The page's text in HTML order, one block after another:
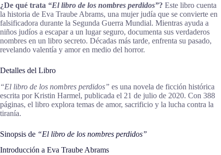
¿De qué trata “El libro de los nombres perdidos”? Este libro cuenta
la historia de Eva Traube Abrams, una mujer judía que se convierte en
falsificadora durante la Segunda Guerra Mundial. Mientras ayuda a
niños judíos a escapar a un lugar seguro, documenta sus verdaderos
nombres en un libro secreto. Décadas más tarde, enfrenta su pasado,
revelando valentía y amor en medio del horror.
Detalles del Libro
“El libro de los nombres perdidos” es una novela de ficción histórica
escrita por Kristin Harmel, publicada el 21 de julio de 2020. Con 388
páginas, el libro explora temas de amor, sacrificio y la lucha contra la
tiranía.
Sinopsis de “El libro de los nombres perdidos”
Introducción a Eva Traube Abrams